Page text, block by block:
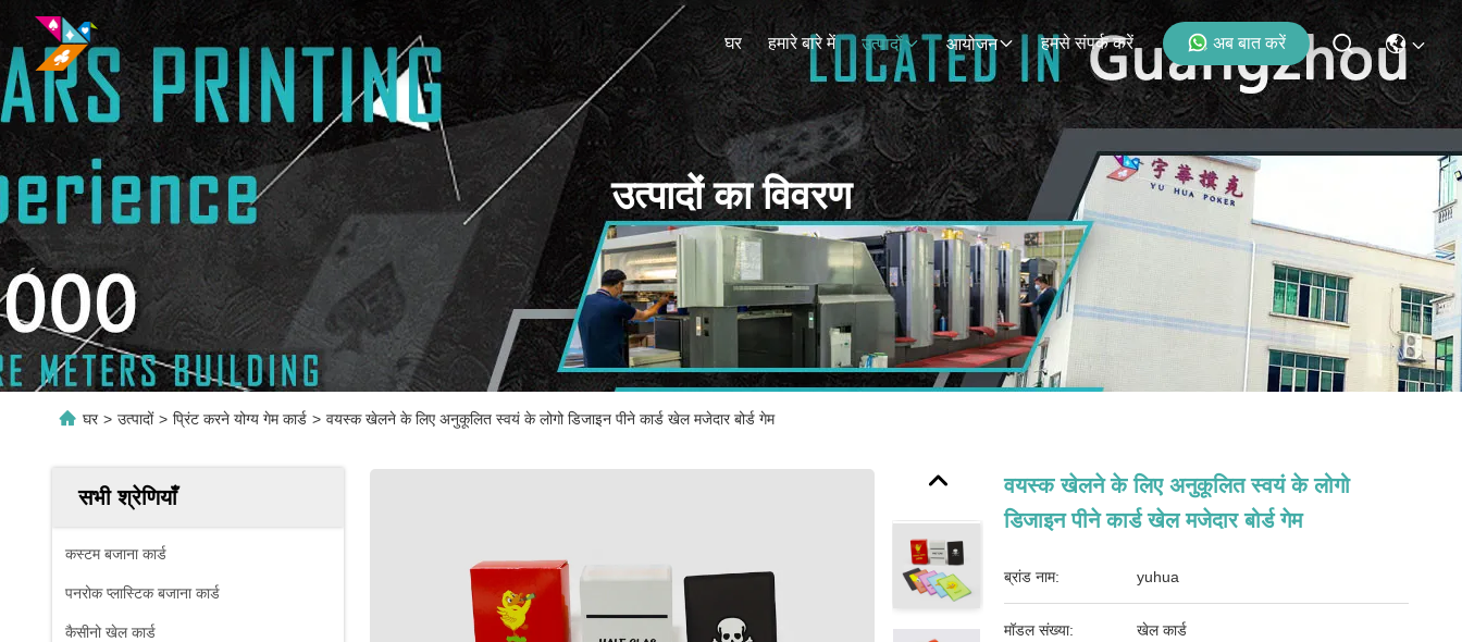
घर हमारे बारे में उत्पादों आयोजन हमसे संपर्क करें अब बात करें
उत्पादों का विवरण
घर > उत्पादों > प्रिंट करने योग्य गेम कार्ड > वयस्क खेलने के लिए अनुकूलित स्वयं के लोगो डिजाइन पीने कार्ड खेल मजेदार बोर्ड गेम
सभी श्रेणियाँ
कस्टम बजाना कार्ड
पनरोक प्लास्टिक बजाना कार्ड
कैसीनो खेल कार्ड
वयस्क खेलने के लिए अनुकूलित स्वयं के लोगो
डिजाइन पीने कार्ड खेल मजेदार बोर्ड गेम
ब्रांड नाम: yuhua
मॉडल संख्या: खेल कार्ड